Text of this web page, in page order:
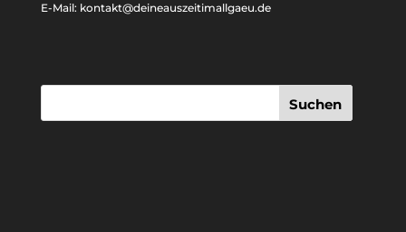
E-Mail: kontakt@deineauszeitimallgaeu.de
Suchen